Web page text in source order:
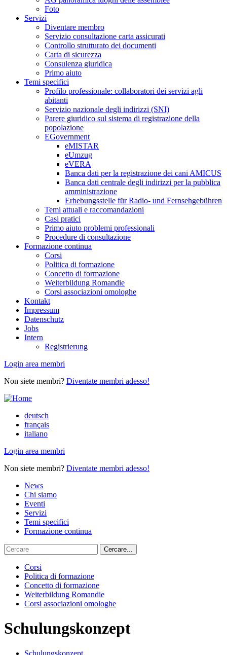
Foto
Servizi
Diventare membro
Servizio consultazione carta assicurati
Controllo strutturato dei documenti
Carta di sicurezza
Consulenza giuridica
Primo aiuto
Temi specifici
Profilo professionale: collaboratori dei servizi agli
abitanti
Servizio nazionale degli indirizzi (SNI)
Parere giuridico sul sistema di registrazione della
popolazione
EGovernment
eMISTAR
eUmzug
eVERA
Banca dati per la registrazione dei cani AMICUS
Banca dati centrale degli indirizzi per la pubblica
amministrazione
Erhebungsstelle für Radio- und Fernsehgebühren
Temi attuali e raccomandazioni
Casi pratici
Primo aiuto problemi professionali
Procedure di consultazione
Formazione continua
Corsi
Politica di formazione
Concetto di formazione
Weiterbildung Romandie
Corsi associazioni omologhe
Kontakt
Impressum
Datenschutz
Jobs
Intern
Registrierung
Login area membri
Non siete membri? Diventate membri adesso!
deutsch
français
italiano
Login area membri
Non siete membri? Diventate membri adesso!
News
Chi siamo
Eventi
Servizi
Temi specifici
Formazione continua
Corsi
Politica di formazione
Concetto di formazione
Weiterbildung Romandie
Corsi associazioni omologhe
Schulungskonzept
Schulungskonzept